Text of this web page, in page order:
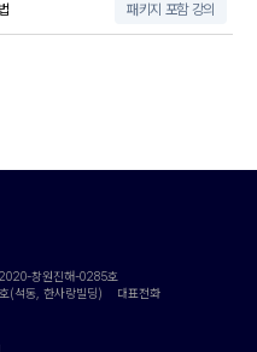
패키지 포함 강의
창원진해-0285호
(석동, 한사랑빌딩)
대표전화